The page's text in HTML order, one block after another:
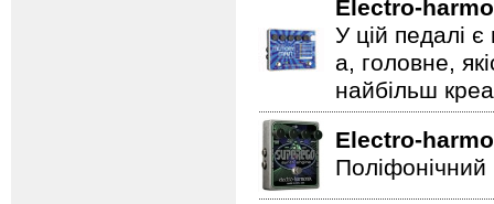
Electro-
У цій педалі
а, головне,
найбільш
Electro-
Поліфонічний